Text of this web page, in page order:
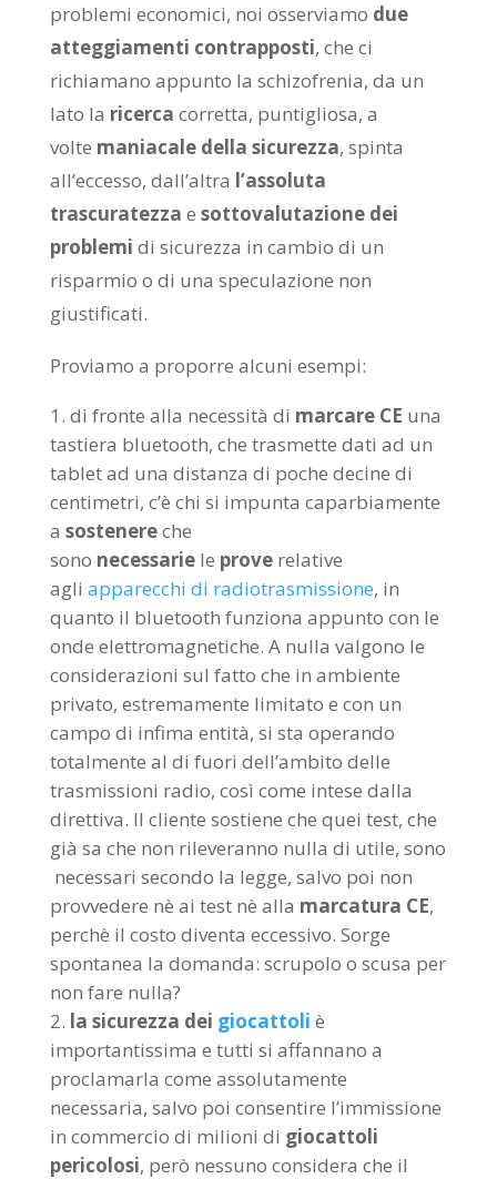
problemi economici, noi osserviamo due
atteggiamenti contrapposti, che ci
richiamano appunto la schizofrenia, da un
lato la ricerca corretta, puntigliosa, a
volte maniacale della sicurezza, spinta
all’eccesso, dall’altra l’assoluta
trascuratezza e sottovalutazione dei
problemi di sicurezza in cambio di un
risparmio o di una speculazione non
giustificati.
Proviamo a proporre alcuni esempi:
di fronte alla necessità di marcare CE una
tastiera bluetooth, che trasmette dati ad un
tablet ad una distanza di poche decine di
centimetri, c’è chi si impunta caparbiamente
a sostenereche
sono necessarie le prove relative
agli apparecchi di radiotrasmissione, in
quanto il bluetooth funziona appunto con le
onde elettromagnetiche. A nulla valgono le
considerazioni sul fatto che in ambiente
privato, estremamente limitato e con un
campo di infima entità, si sta operando
totalmente al di fuori dell’ambito delle
trasmissioni radio, così come intese dalla
direttiva. Il cliente sostiene che quei test, che
già sa che non rileveranno nulla di utile, sono
necessari secondo la legge, salvo poi non
provvedere nè ai test nè alla marcatura CE,
perchè il costo diventa eccessivo. Sorge
spontanea la domanda: scrupolo o scusa per
non fare nulla?
la sicurezza dei giocattoli è
importantissima e tutti si affannano a
proclamarla come assolutamente
necessaria, salvo poi consentire l’immissione
in commercio di milioni di giocattoli
pericolosi, però nessuno considera che il